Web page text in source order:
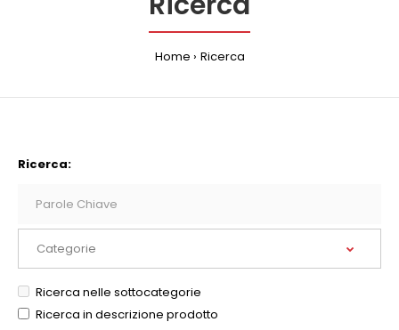
Home Ricerca
Ricerca:
Ricerca nelle sottocategorie
Ricerca in descrizione prodotto